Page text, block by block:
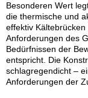
Besonderen Wert
die thermische und
effektiv
Anforderungen des
Bedürfnissen der
entspricht. Die
schlagregendicht –
Anforderungen der